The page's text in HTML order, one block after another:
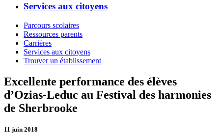
Services aux citoyens
Parcours scolaires
Ressources parents
Carrières
Services aux citoyens
Trouver un établissement
Excellente performance des élèves
d’Ozias-Leduc au Festival des harmonies
de Sherbrooke
11 juin 2018